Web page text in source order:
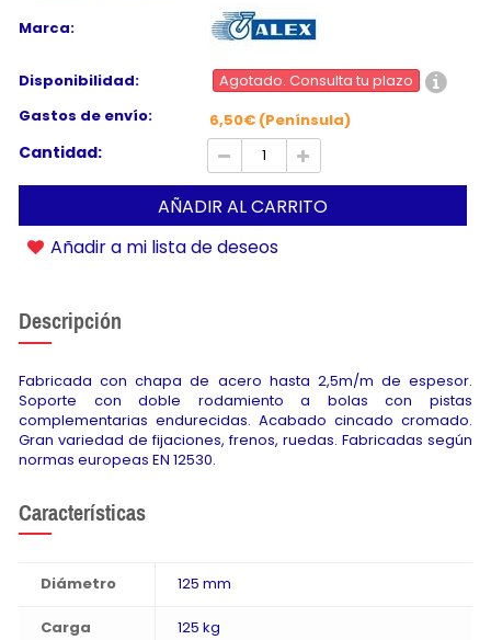
Marca:
Disponibilidad:
Agotado. Consulta tu plazo
Gastos de envío:
6,50€ (Península)
Cantidad:
AÑADIR AL CARRITO
Añadir a mi lista de deseos
Descripción
Fabricada con chapa de acero hasta 2,5m/m de espesor.
Soporte con doble rodamiento a bolas con pistas
complementarias endurecidas. Acabado cincado cromado.
Gran variedad de fijaciones, frenos, ruedas. Fabricadas según
normas europeas EN 12530.
Características
Diámetro 125 mm
Carga 125 kg